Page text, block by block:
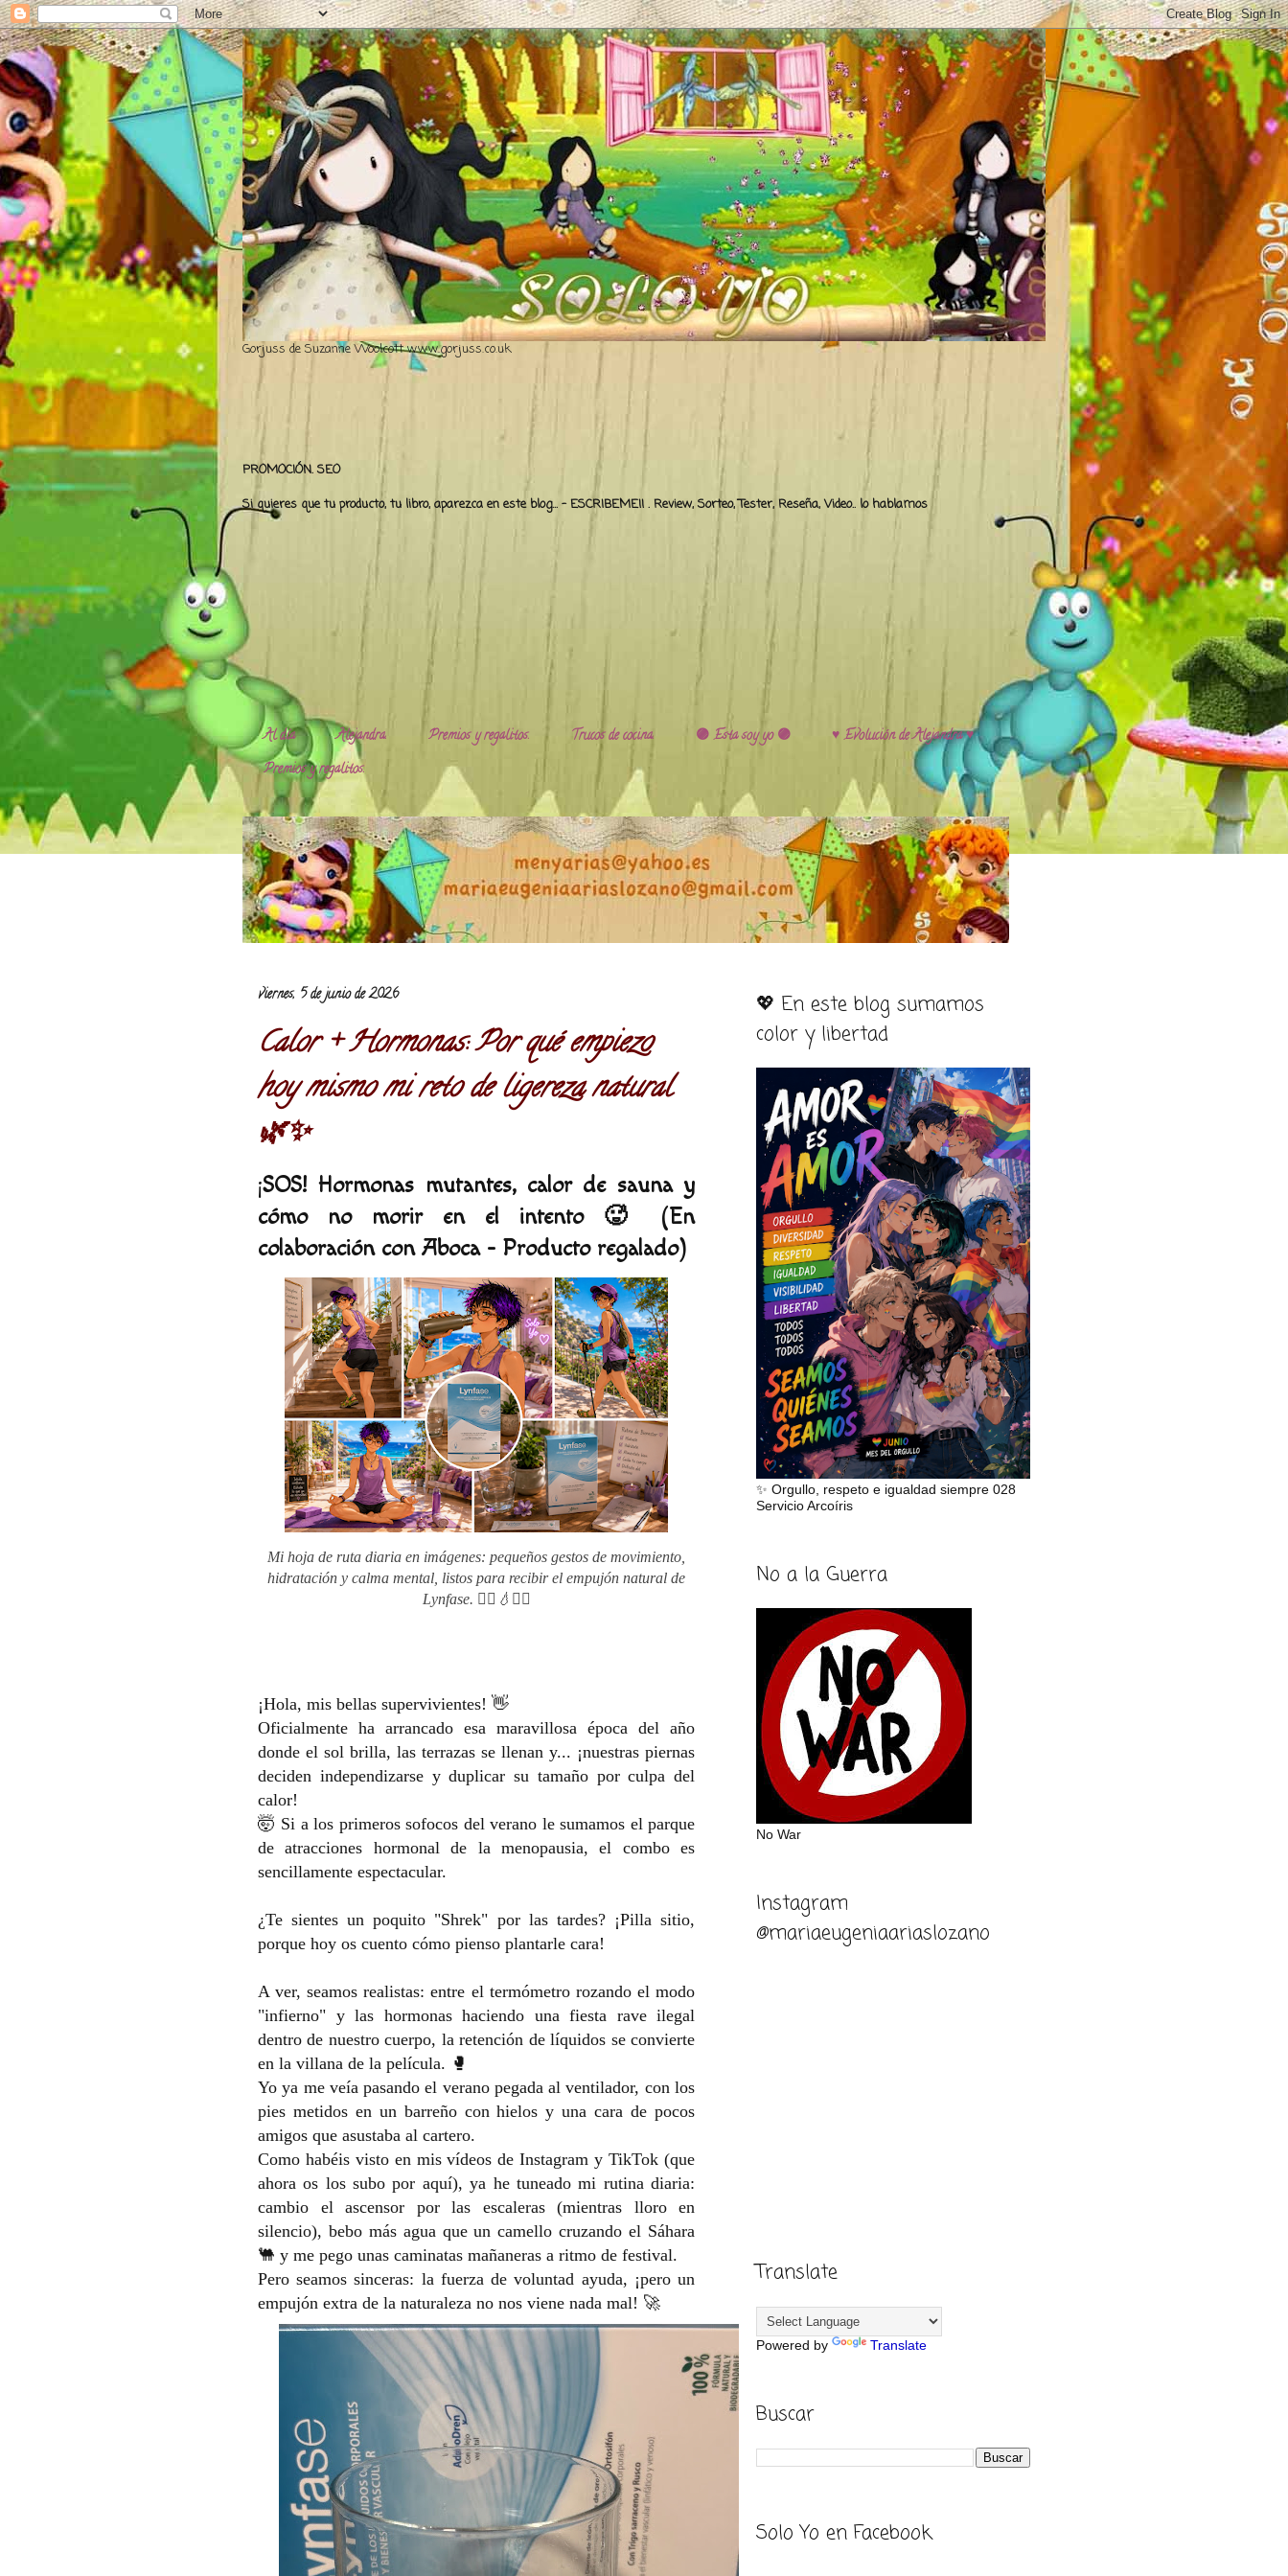
Gorjuss de Suzanne Woolcott www.gorjuss.co.uk
PROMOCIÓN. SEO
Si quieres que tu producto, tu libro, aparezca en este blog... - ESCRIBEME!! . Review, Sorteo, Tester, Reseña, Video.. lo hablamos
Al día Alejandra. Premios y regalitos. Trucos de cocina. 🟣 Esta soy yo 🟣
♥️ Evolución de Alejandra ♥️
Premios y regalitos.
viernes, 5 de junio de 2026
Calor + Hormonas: Por qué empiezo
hoy mismo mi reto de ligereza natural
🌿✨
¡SOS! Hormonas mutantes, calor de sauna y
cómo no morir en el intento 🥵 (En
colaboración con Aboca - Producto regalado)
Mi hoja de ruta diaria en imágenes: pequeños gestos de movimiento,
hidratación y calma mental, listos para recibir el empujón natural de
Lynfase. 🧗‍♀️💧🧘‍♀️
¡Hola, mis bellas supervivientes! 👋
Oficialmente ha arrancado esa maravillosa época del año
donde el sol brilla, las terrazas se llenan y... ¡nuestras piernas
deciden independizarse y duplicar su tamaño por culpa del
calor!
🤯 Si a los primeros sofocos del verano le sumamos el parque
de atracciones hormonal de la menopausia, el combo es
sencillamente espectacular.
¿Te sientes un poquito "Shrek" por las tardes? ¡Pilla sitio,
porque hoy os cuento cómo pienso plantarle cara!
A ver, seamos realistas: entre el termómetro rozando el modo
"infierno" y las hormonas haciendo una fiesta rave ilegal
dentro de nuestro cuerpo, la retención de líquidos se convierte
en la villana de la película. 🥊
Yo ya me veía pasando el verano pegada al ventilador, con los
pies metidos en un barreño con hielos y una cara de pocos
amigos que asustaba al cartero.
Como habéis visto en mis vídeos de Instagram y TikTok (que
ahora os los subo por aquí), ya he tuneado mi rutina diaria:
cambio el ascensor por las escaleras (mientras lloro en
silencio), bebo más agua que un camello cruzando el Sáhara
🐫 y me pego unas caminatas mañaneras a ritmo de festival.
Pero seamos sinceras: la fuerza de voluntad ayuda, ¡pero un
empujón extra de la naturaleza no nos viene nada mal! 🚀
💖 En este blog sumamos
color y libertad
✨ Orgullo, respeto e igualdad siempre 028
Servicio Arcoíris
No a la Guerra
No War
Instagram
@mariaeugeniaariaslozano
Translate
Powered by Translate
Buscar
Solo Yo en Facebook